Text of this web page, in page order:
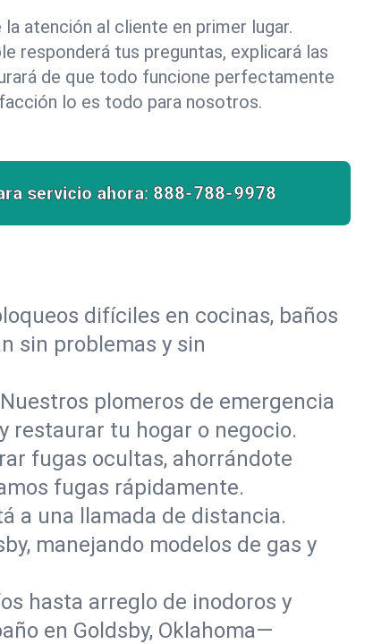
atención al cliente en primer lugar.
responderá tus preguntas, explicará las
de que todo funcione perfectamente
lo es todo para nosotros.
servicio ahora: 888-788-9978
difíciles en cocinas, baños
sin problemas y sin
plomeros de emergencia
restaurar tu hogar o negocio.
fugas ocultas, ahorrándote
fugas rápidamente.
a una llamada de distancia.
manejando modelos de gas y
hasta arreglo de inodoros y
en Goldsby, Oklahoma—